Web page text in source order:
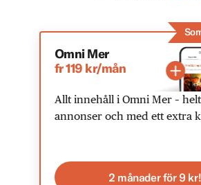
Omni Mer
fr 119 kr/mån
Allt innehåll i Omni Mer –
annonser och med ett extra
2 månader för 9 kr!